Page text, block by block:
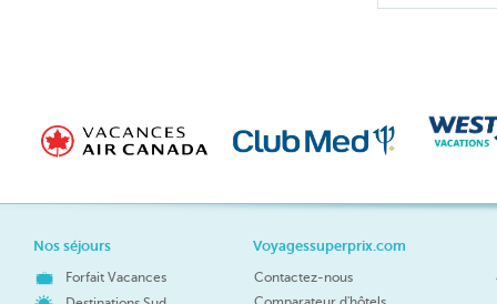
Nos séjours
Forfait Vacances
Voyagessuperprix.com
Contactez-nous